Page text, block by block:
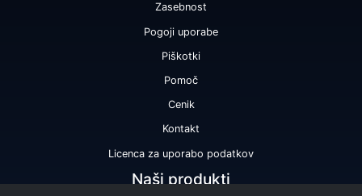
Zasebnost
Pogoji uporabe
Piškotki
Pomoč
Cenik
Kontakt
Licenca za uporabo podatkov
Naši produkti